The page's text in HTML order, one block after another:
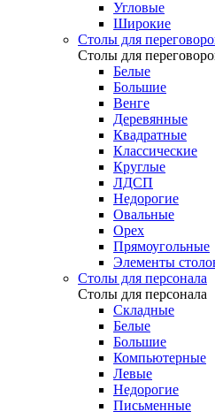
Угловые
Широкие
Столы для
Столы для
Белые
Большие
Венге
Деревянные
Квадратные
Классические
Круглые
ЛДСП
Недорогие
Овальные
Орех
Прямоугольные
Элементы
Столы для персонала
Столы для персонала
Cкладные
Белые
Большие
Компьютерные
Левые
Недорогие
Письменные